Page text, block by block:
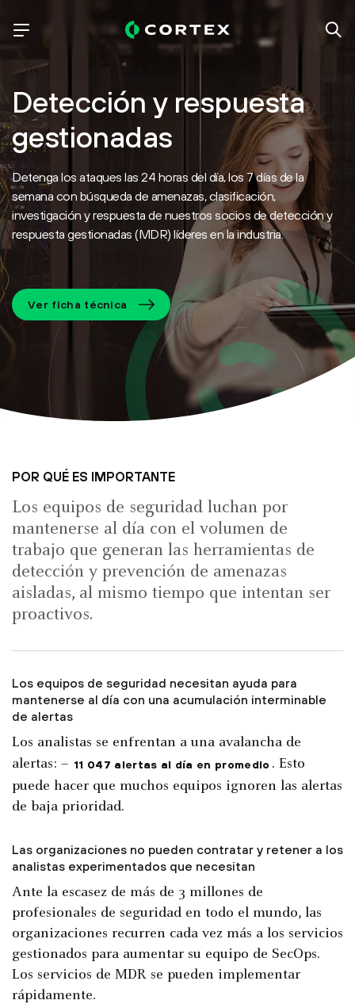
Detección y respuesta
gestionadas
Detenga los ataques las 24 horas del día, los 7 días de la
semana con búsqueda de amenazas, clasificación,
investigación y respuesta de nuestros socios de detección y
respuesta gestionadas (MDR) líderes en la industria.
Ver ficha técnica
POR QUÉ ES IMPORTANTE
Los equipos de seguridad luchan por
mantenerse al día con el volumen de
trabajo que generan las herramientas de
detección y prevención de amenazas
aisladas, al mismo tiempo que intentan ser
proactivos.
Los equipos de seguridad necesitan ayuda para
mantenerse al día con una acumulación interminable
de alertas
Los analistas se enfrentan a una avalancha de
alertas: – 11 047 alertas al día en promedio . Esto
puede hacer que muchos equipos ignoren las alertas
de baja prioridad.
Las organizaciones no pueden contratar y retener a los
analistas experimentados que necesitan
Ante la escasez de más de 3 millones de
profesionales de seguridad en todo el mundo, las
organizaciones recurren cada vez más a los servicios
gestionados para aumentar su equipo de SecOps.
Los servicios de MDR se pueden implementar
rápidamente.